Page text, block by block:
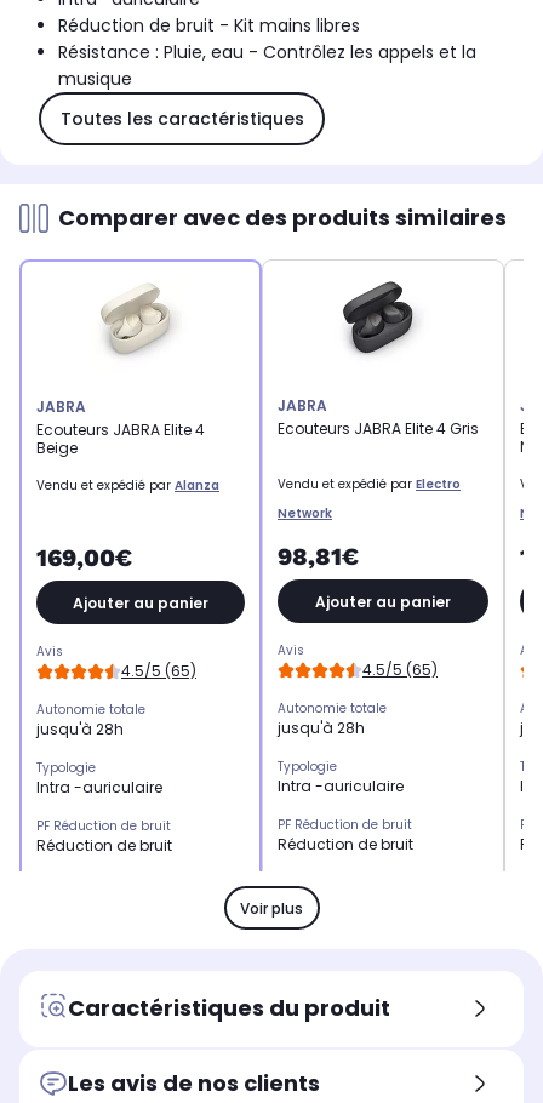
Réduction de bruit - Kit mains libres
Résistance : Pluie, eau - Contrôlez les appels et la
musique
Toutes les caractéristiques
Comparer avec des produits similaires
JABRA
Ecouteurs JABRA Elite 4
Beige
Vendu et expédié par Alanza
169,00€
Ajouter au panier
Avis
4.5/5 (65)
Autonomie totale
jusqu'à 28h
Typologie
Intra -auriculaire
PF Réduction de bruit
Réduction de bruit
PF contrôle
Contrôlez les appels et la
Confort d'écoute
JABRA
Ecouteurs JABRA Elite 4 Gris
Vendu et expédié par Electro
Network
98,81€
Ajouter au panier
Avis
4.5/5 (65)
Autonomie totale
jusqu'à 28h
Typologie
Intra -auriculaire
PF Réduction de bruit
Réduction de bruit
Kit mains libres
Oui
PF contrôle
Contrôlez les appels et la
Confort d'écoute
PF
Voir plus
Caractéristiques du produit
Les avis de nos clients